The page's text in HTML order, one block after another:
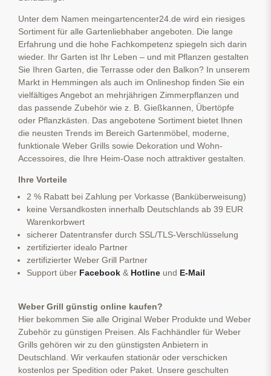
Unter dem Namen meingartencenter24.de wird ein riesiges
Sortiment für alle Gartenliebhaber angeboten. Die lange
Erfahrung und die hohe Fachkompetenz spiegeln sich darin
wieder. Ihr Garten ist Ihr Leben – und mit Pflanzen gestalten
Sie Ihren Garten, die Terrasse oder den Balkon? In unserem
Markt in Hemmingen als auch im Onlineshop finden Sie ein
vielfältiges Angebot an mehrjährigen Zimmerpflanzen und
das passende Zubehör wie z. B. Gießkannen, Übertöpfe
oder Pflanzkästen. Das angebotene Sortiment bietet Ihnen
die neusten Trends im Bereich Gartenmöbel, moderne,
funktionale Weber Grills sowie Dekoration und Wohn-
Accessoires, die Ihre Heim-Oase noch attraktiver gestalten.
Ihre Vorteile
2 % Rabatt bei Zahlung per Vorkasse (Banküberweisung)
keine Versandkosten innerhalb Deutschlands ab 39 EUR
Warenkorbwert
sicherer Datentransfer durch SSL/TLS-Verschlüsselung
zertifizierter idealo Partner
zertifizierter Weber Grill Partner
Support über Facebook & Hotline und E-Mail
Weber Grill günstig online kaufen?
Hier bekommen Sie alle Original Weber Produkte und Weber
Zubehör zu günstigen Preisen. Als Fachhändler für Weber
Grills gehören wir zu den günstigsten Anbietern in
Deutschland. Wir verkaufen stationär oder verschicken
kostenlos per Spedition oder Paket. Unsere geschulten